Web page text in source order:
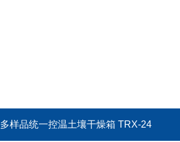
多样品统一控温土壤干燥箱 TRX-24